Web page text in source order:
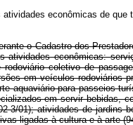
atividades econômicas de
o Cadastro dos
econômicas:
coletivo de
em veículos rodoviários
aquaviário para passeios
em servir bebidas,
01); atividades de jardins
ligadas à cultura e à